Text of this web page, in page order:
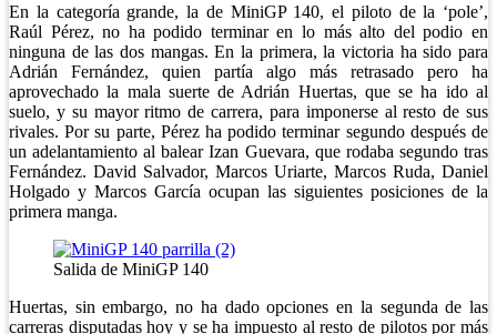
En la categoría grande, la de MiniGP 140, el piloto de la ‘pole’,
Raúl Pérez, no ha podido terminar en lo más alto del podio en
ninguna de las dos mangas. En la primera, la victoria ha sido para
Adrián Fernández, quien partía algo más retrasado pero ha
aprovechado la mala suerte de Adrián Huertas, que se ha ido al
suelo, y su mayor ritmo de carrera, para imponerse al resto de sus
rivales. Por su parte, Pérez ha podido terminar segundo después de
un adelantamiento al balear Izan Guevara, que rodaba segundo tras
Fernández. David Salvador, Marcos Uriarte, Marcos Ruda, Daniel
Holgado y Marcos García ocupan las siguientes posiciones de la
primera manga.
Salida de MiniGP 140
Huertas, sin embargo, no ha dado opciones en la segunda de las
carreras disputadas hoy y se ha impuesto al resto de pilotos por más